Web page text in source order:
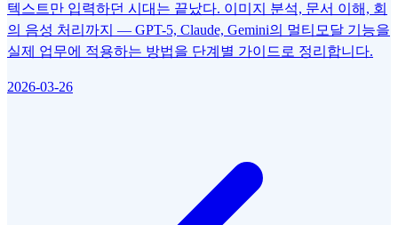
텍스트만 입력하던 시대는 끝났다. 이미지 분석, 문서 이해, 회
의 음성 처리까지 — GPT-5, Claude, Gemini의 멀티모달 기능을
실제 업무에 적용하는 방법을 단계별 가이드로 정리합니다.
2026-03-26